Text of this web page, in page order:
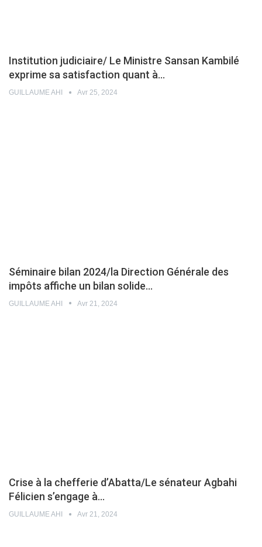
Institution judiciaire/ Le Ministre Sansan Kambilé
exprime sa satisfaction quant à…
GUILLAUME AHI Avr 25, 2024
Séminaire bilan 2024/la Direction Générale des
impôts affiche un bilan solide…
GUILLAUME AHI Avr 21, 2024
Crise à la chefferie d’Abatta/Le sénateur Agbahi
Félicien s’engage à…
GUILLAUME AHI Avr 21, 2024